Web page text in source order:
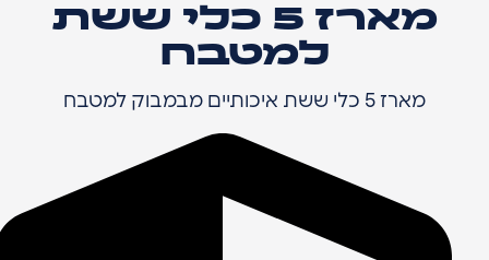
מארז 5 כלי ששת
למטבח
מארז 5 כלי ששת איכותיים מבמבוק למטבח